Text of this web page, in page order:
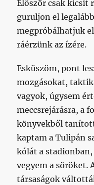
Először csak kicsit
guruljon el
megpróbálhatjuk
ráérzünk az ízére.
Esküszöm, pont
mozgásokat,
vagyok, úgysem
meccsrejárásra, a
könyvekből
kaptam a Tulipán
kólát a
vegyem a söröket.
társaságok